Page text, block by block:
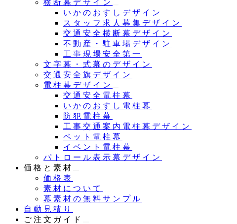
横断幕デザイン
いかのおすしデザイン
スタッフ求人募集デザイン
交通安全横断幕デザイン
不動産・駐車場デザイン
工事現場安全第一
文字幕・式幕のデザイン
交通安全旗デザイン
電柱幕デザイン
交通安全電柱幕
いかのおすし電柱幕
防犯電柱幕
工事交通案内電柱幕デザイン
ペット電柱幕
イベント電柱幕
パトロール表示幕デザイン
価格と素材
価格表
素材について
幕素材の無料サンプル
自動見積り
ご注文ガイド